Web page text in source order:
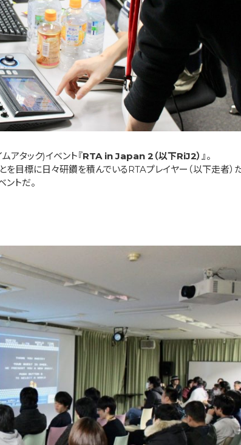
アタック)イベント『RTA in Japan 2 （以下RiJ2） 』。
を目標に日々研鑽を積んでいるRTAプレイヤー（以下走者）
トだ。